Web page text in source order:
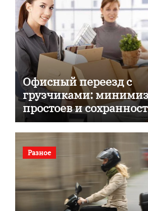
Офисный переезд с
грузчиками:
простоев и
документов
Разное